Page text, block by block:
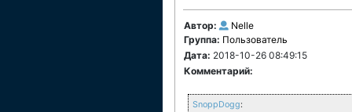
Автор:
Nelle
Группа: Пользователь
Дата: 2018-10-26 08:49:15
Комментарий:
SnoppDogg: